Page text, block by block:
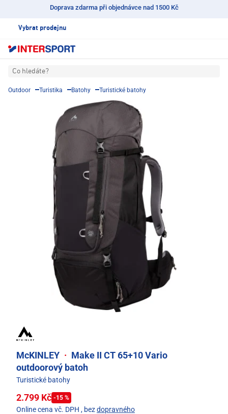
Doprava zdarma při objednávce nad 1500 Kč
Vybrat prodejnu
Co hledáte?
Outdoor Turistika Batohy Turistické batohy
McKINLEY · Make II CT 65+10 Vario
outdoorový batoh
Turistické batohy
2.799 Kč -15 %
Online cena vč. DPH , bezdopravného